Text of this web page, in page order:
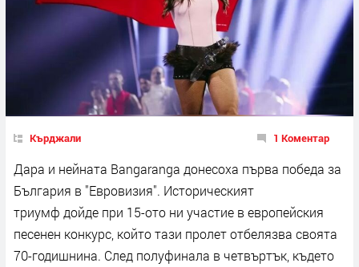
Кърджали 1 Коментар
Дара и нейната Bangaranga донесоха първа победа за
България в "Евровизия". Историческият
триумф дойде при 15-ото ни участие в европейския
песенен конкурс, който тази пролет отбелязва своята
70-годишнина. След полуфинала в четвъртък, където